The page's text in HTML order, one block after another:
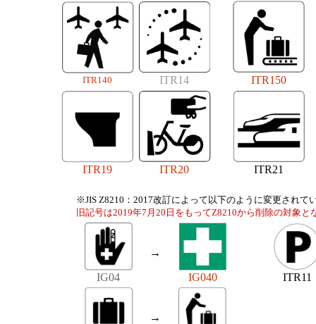
ITR140 ITR14 ITR150
ITR19 ITR20 ITR21
※JIS Z8210：2017改訂によって以下のように変更されて
旧記号は2019年7月20日をもってZ8210から削除の対象と
IG04
→
IG040 ITR11
→